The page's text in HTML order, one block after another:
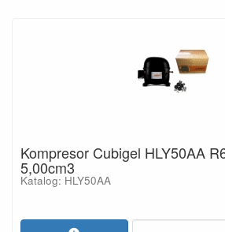
Kompresor Cubigel HLY50AA
5,00cm3
Katalog: HLY50AA